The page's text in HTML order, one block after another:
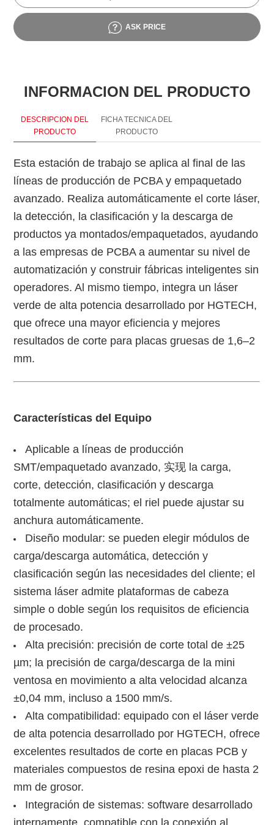
ASK PRICE
INFORMACION DEL PRODUCTO
DESCRIPCION DEL
PRODUCTO
FICHA TECNICA DEL
PRODUCTO
Esta estación de trabajo se aplica al final de las
líneas de producción de PCBA y empaquetado
avanzado. Realiza automáticamente el corte láser,
la detección, la clasificación y la descarga de
productos ya montados/empaquetados, ayudando
a las empresas de PCBA a aumentar su nivel de
automatización y construir fábricas inteligentes sin
operadores. Al mismo tiempo, integra un láser
verde de alta potencia desarrollado por HGTECH,
que ofrece una mayor eficiencia y mejores
resultados de corte para placas gruesas de 1,6–2
mm.
Características del Equipo
Aplicable a líneas de producción
SMT/empaquetado avanzado, 实现 la carga,
corte, detección, clasificación y descarga
totalmente automáticas; el riel puede ajustar su
anchura automáticamente.
Diseño modular: se pueden elegir módulos de
carga/descarga automática, detección y
clasificación según las necesidades del cliente; el
sistema láser admite plataformas de cabeza
simple o doble según los requisitos de eficiencia
de procesado.
Alta precisión: precisión de corte total de ±25
µm; la precisión de carga/descarga de la mini
ventosa en movimiento a alta velocidad alcanza
±0,04 mm, incluso a 1500 mm/s.
Alta compatibilidad: equipado con el láser verde
de alta potencia desarrollado por HGTECH, ofrece
excelentes resultados de corte en placas PCB y
materiales compuestos de resina epoxi de hasta 2
mm de grosor.
Integración de sistemas: software desarrollado
internamente, compatible con la conexión al